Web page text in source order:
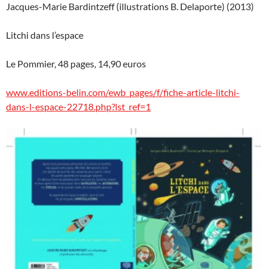
Jacques-Marie Bardintzeff (illustrations B. Delaporte) (2013)
Litchi dans l’espace
Le Pommier, 48 pages, 14,90 euros
www.editions-belin.com/ewb_pages/f/fiche-article-litchi-
dans-l-espace-22718.php?lst_ref=1